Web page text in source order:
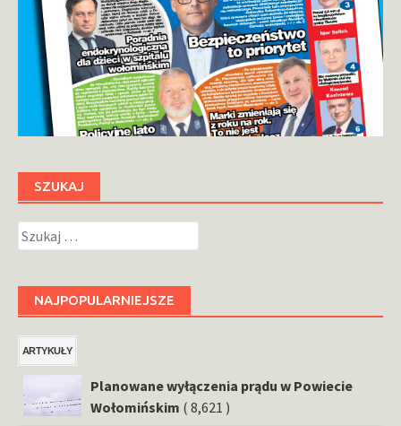
SZUKAJ
Szukaj:
NAJPOPULARNIEJSZE
ARTYKUŁY
Planowane wyłączenia prądu w Powiecie
Wołomińskim ( 8,621 )